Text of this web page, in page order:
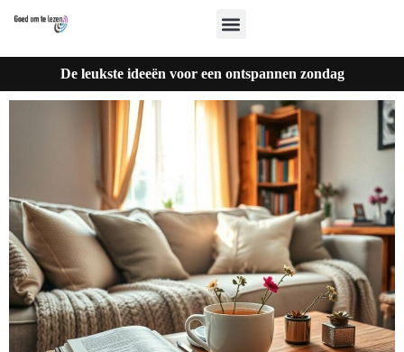
De leukste ideeën voor een ontspannen zondag